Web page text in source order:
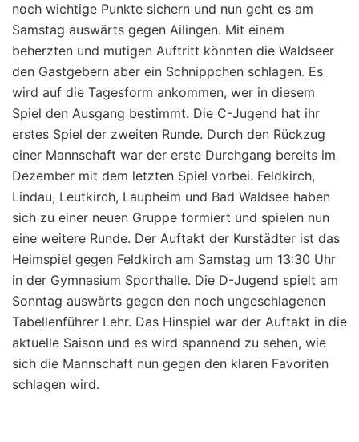
noch wichtige Punkte sichern und nun geht es am
Samstag auswärts gegen Ailingen. Mit einem
beherzten und mutigen Auftritt könnten die Waldseer
den Gastgebern aber ein Schnippchen schlagen. Es
wird auf die Tagesform ankommen, wer in diesem
Spiel den Ausgang bestimmt. Die C-Jugend hat ihr
erstes Spiel der zweiten Runde. Durch den Rückzug
einer Mannschaft war der erste Durchgang bereits im
Dezember mit dem letzten Spiel vorbei. Feldkirch,
Lindau, Leutkirch, Laupheim und Bad Waldsee haben
sich zu einer neuen Gruppe formiert und spielen nun
eine weitere Runde. Der Auftakt der Kurstädter ist das
Heimspiel gegen Feldkirch am Samstag um 13:30 Uhr
in der Gymnasium Sporthalle. Die D-Jugend spielt am
Sonntag auswärts gegen den noch ungeschlagenen
Tabellenführer Lehr. Das Hinspiel war der Auftakt in die
aktuelle Saison und es wird spannend zu sehen, wie
sich die Mannschaft nun gegen den klaren Favoriten
schlagen wird.